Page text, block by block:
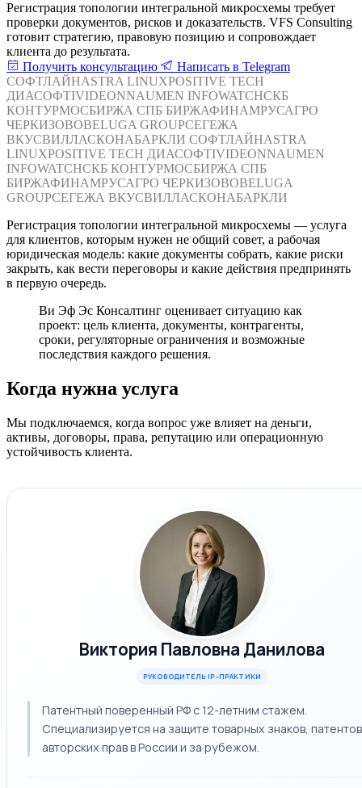
Регистрация топологии интегральной микросхемы требует
проверки документов, рисков и доказательств. VFS Consulting
готовит стратегию, правовую позицию и сопровождает
клиента до результата.
Получить консультацию
Написать в Telegram
СОФТЛАЙНASTRA LINUXPOSITIVE TECH
ДИАСОФТIVIDEONNAUMEN INFOWATCHСКБ
КОНТУРМОСБИРЖА СПБ БИРЖАФИНАМРУСАГРО
ЧЕРКИЗОВОBELUGA GROUPСЕГЕЖА
ВКУСВИЛЛАСКОНАБАРКЛИ СОФТЛАЙНASTRA
LINUXPOSITIVE TECH ДИАСОФТIVIDEONNAUMEN
INFOWATCHСКБ КОНТУРМОСБИРЖА СПБ
БИРЖАФИНАМРУСАГРО ЧЕРКИЗОВОBELUGA
GROUPСЕГЕЖА ВКУСВИЛЛАСКОНАБАРКЛИ
Регистрация топологии интегральной микросхемы — услуга
для клиентов, которым нужен не общий совет, а рабочая
юридическая модель: какие документы собрать, какие риски
закрыть, как вести переговоры и какие действия предпринять
в первую очередь.
Ви Эф Эс Консалтинг оценивает ситуацию как
проект: цель клиента, документы, контрагенты,
сроки, регуляторные ограничения и возможные
последствия каждого решения.
Когда нужна услуга
Мы подключаемся, когда вопрос уже влияет на деньги,
активы, договоры, права, репутацию или операционную
устойчивость клиента.
Виктория Павловна Данилова
РУКОВОДИТЕЛЬ IP-ПРАКТИКИ
Патентный поверенный РФ с 12-летним стажем.
Специализируется на защите товарных знаков,
авторских прав в России и за рубежом.